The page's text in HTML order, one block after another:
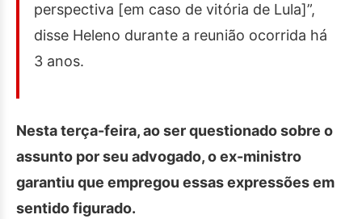
perspectiva [em caso de vitória de Lula]”,
disse Heleno durante a reunião ocorrida há
3 anos.
Nesta terça-feira, ao ser questionado sobre o
assunto por seu advogado, o ex-ministro
garantiu que empregou essas expressões em
sentido figurado.